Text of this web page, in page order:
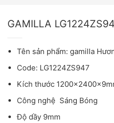
GAMILLA
Tên sản phẩm: gamilla
Code: LG1224ZS947
Kích thước
Công nghệ Sáng Bóng
Độ dầy 9mm